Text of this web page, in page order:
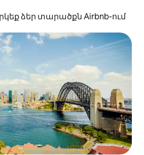
ձեր տարածքն Airbnb-ում